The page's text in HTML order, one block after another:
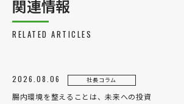
関連情報
RELATED ARTICLES
2026.08.06 社長コラム
腸内環境を整えることは、未来への投資